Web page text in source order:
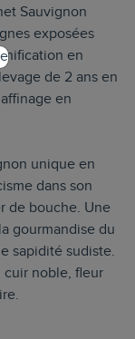
Sauvignon
exposées
en
de 2 ans en
en
unique en
dans son
de bouche. Une
gourmandise du
sapidité sudiste.
cuir noble, fleur